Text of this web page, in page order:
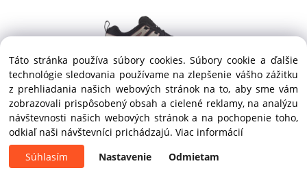
Dámska trailová obuv Salomon XA PRO 3D V9 W
Black/Burlwo/Mahogr
- 20% AKCIA
Táto stránka používa súbory cookies. Súbory cookie a ďalšie
technológie sledovania používame na zlepšenie vášho zážitku
z prehliadania našich webových stránok na to, aby sme vám
zobrazovali prispôsobený obsah a cielené reklamy, na analýzu
návštevnosti našich webových stránok a na pochopenie toho,
odkiaľ naši návštevníci prichádzajú. Viac informácií
Súhlasím
Nastavenie Odmietam